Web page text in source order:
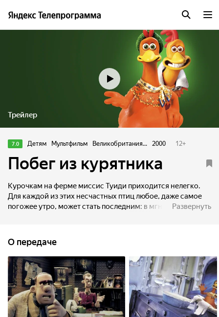
Трейлер
7.0 Детям Мультфильм Великобритания... 2000 12+
Побег из курятника
Курочкам на ферме миссис Туиди приходится нелегко.
Для каждой из этих несчастных птиц любое, даже самое
погожее утро, может стать последним: в мгновение ока
страхе в ужасных курятниках, напоминающих бараки
концлагеря. Все попытки вырваться из страшной фермы
на волю оканчиваются провалом. Но однажды на ферме
объявляется веселый американский петух Рокки...
Развернуть
О передаче